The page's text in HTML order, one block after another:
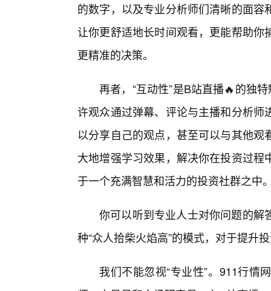
的数字，以及专业分析师们清晰的面
让你更舒适地长时间观看，更能帮助
更精准的决策。
再者，“互动性”是B站直播🔥的独
许观众通过弹幕、评论与主播和分析
以分享自己的观点，甚至可以与其他
大地增强学习效果，解决你在投资过
于一个充满智慧和活力的投资社群之中
你可以听到专业人士对你问题的解
种“众人拾柴火焰高”的模式，对于提升
我们不能忽视“专业性”。911行情